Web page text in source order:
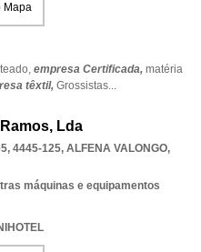
Mapa
empresa Certificada, matéria
têxtil, Grossistas...
Lda
4445-125, ALFENA VALONGO,
máquinas e equipamentos